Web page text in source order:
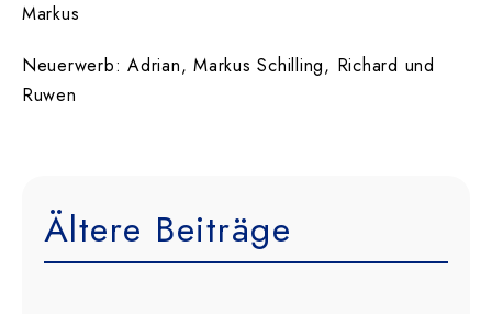
Markus
Neuerwerb: Adrian, Markus Schilling, Richard und
Ruwen
Ältere Beiträge